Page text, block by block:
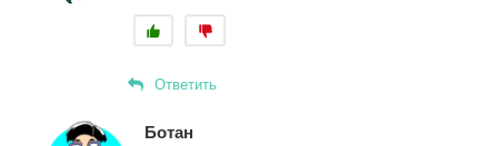
Ответить
Ботан